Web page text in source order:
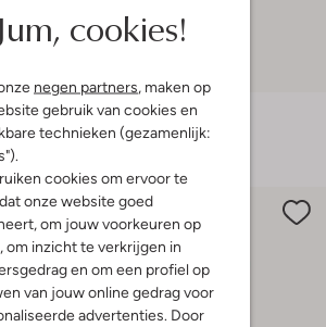
Jum, cookies!
negen partners, maken op
gebruik van cookies en
technieken (gezamenlijk:
cookies om ervoor te
onze website goed
om jouw voorkeuren op
om inzicht te verkrijgen in
en om een profiel op
van jouw online gedrag voor
advertenties. Door
Guess
Sjaal